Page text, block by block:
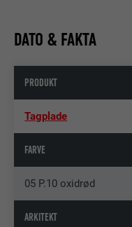
DATO & FAKTA
PRODUKT
Tagplade
FARVE
05 P.10 oxidrød
ARKITEKT